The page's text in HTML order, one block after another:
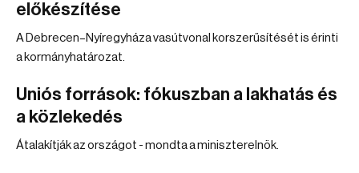
előkészítése
A Debrecen–Nyíregyháza vasútvonal korszerűsítését is érinti
a kormányhatározat.
Uniós források: fókuszban a lakhatás és
a közlekedés
Átalakítják az országot - mondta a miniszterelnök.